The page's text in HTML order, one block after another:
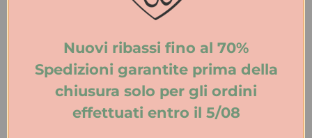
Acquistato ballerine ‘mucca’ molto belle e comode ,
la taglia è quella che porto abitualmente, consegna
Nuovi ribassi fino al 70%
Spedizioni garantite prima della
chiusura solo per gli ordini
effettuati entro il 5/08